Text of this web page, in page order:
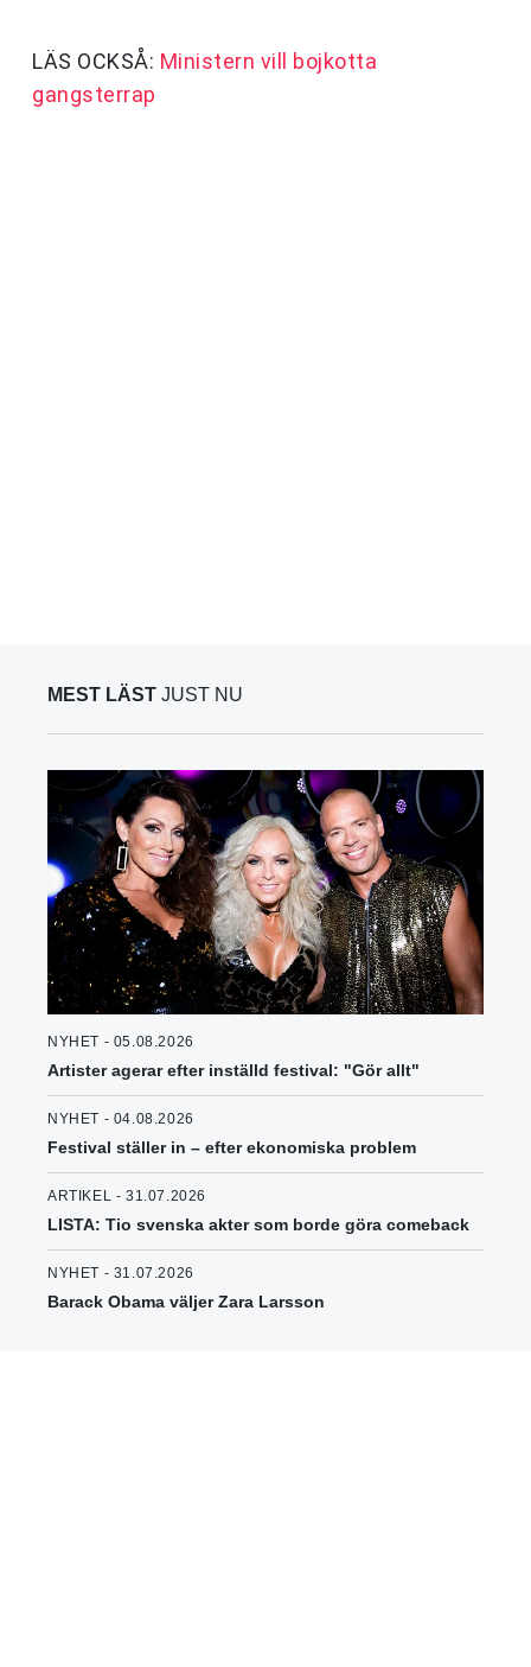
LÄS OCKSÅ: Ministern vill bojkotta
gangsterrap
MEST LÄST JUST NU
NYHET - 05.08.2026
Artister agerar efter inställd festival: "Gör allt"
NYHET - 04.08.2026
Festival ställer in – efter ekonomiska problem
ARTIKEL - 31.07.2026
LISTA: Tio svenska akter som borde göra comeback
NYHET - 31.07.2026
Barack Obama väljer Zara Larsson